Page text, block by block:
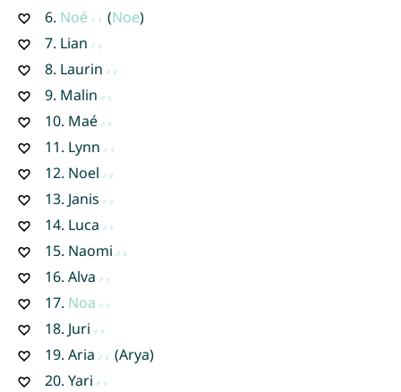
6. Noé (Noe)
7. Lian
8. Laurin
9. Malin
10. Maé
11. Lynn
12. Noel
13. Janis
14. Luca
15. Naomi
16. Alva
17. Noa
18. Juri
19. Aria
(Arya)
20. Yari